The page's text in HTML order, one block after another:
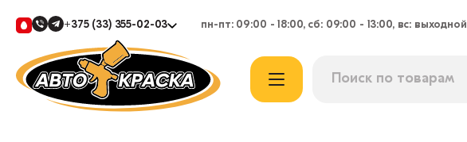
+375 (33) 355-02-03 пн-пт: 09:00 - 18:00, сб: 09:00 - 13:00, вс: выходной